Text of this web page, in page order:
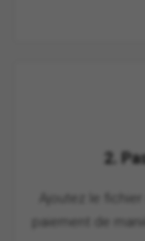
2.
Ajoutez le
paiement de